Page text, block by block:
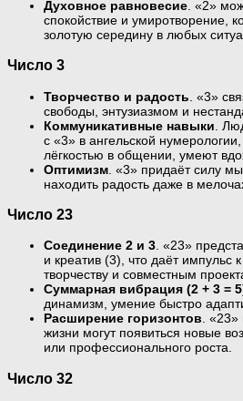
Духовное равновесие . «2»
спокойствие и умиротворение,
золотую середину в любых
Число 3
Творчество и радость . «3»
свободы, энтузиазмом и
Коммуникативные навыки .
с «3» в ангельской
лёгкостью в общении, умеют
Оптимизм . «3» придаёт силу
находить радость даже в
Число 23
Соединение 2 и 3. «23»
и креатив (3), что даёт импульс
творчеству и совместным
Суммарная вибрация (2 + 3 =
динамизм, умение быстро
Расширение горизонтов. «23»
жизни могут появиться новые
или профессионального роста.
Число 32